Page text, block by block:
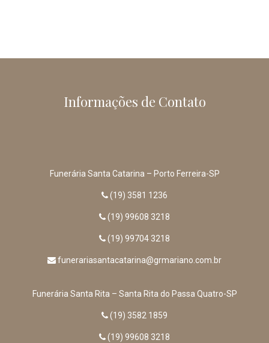
Informações de Contato
Funerária Santa Catarina – Porto Ferreira-SP
(19) 3581 1236
(19) 99608 3218
(19) 99704 3218
funerariasantacatarina@grmariano.com.br
Funerária Santa Rita – Santa Rita do Passa Quatro-SP
(19) 3582 1859
(19) 99608 3218